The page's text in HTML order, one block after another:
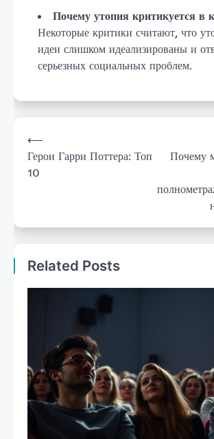
Почему утопия критикуется в
Некоторые критики считают, что
идеи слишком идеализированы и
серьезных социальных проблем.
по
записям
⟵
Герои Гарри Поттера: Топ
10
Почему
Related Posts